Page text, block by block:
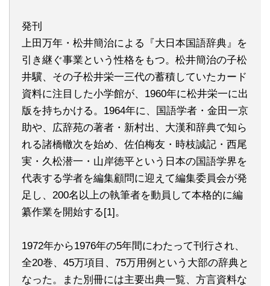
発刊
上田万年・松井簡治による『大日本国語辞典』を
引き継ぐ事業という性格をもつ。松井簡治の子松
井驥、その子松井栄一三代の蓄積していたカード
資料に注目した小学館が、1960年に松井栄一に出
版を持ちかける。1964年に、国語学者・金田一京
助や、広辞苑の著者・新村出、大漢和辞典で知ら
れる諸橋轍次を始め、佐伯梅友・時枝誠記・西尾
実・久松潜一・山岸徳平という日本の国語学界を
代表する学者を編集顧問に迎えて編集委員会が発
足し、200名以上の執筆者を動員して本格的に編
纂作業を開始する[1]。
1972年から1976年の5年間にわたって刊行され、
全20巻、45万項目、75万用例という大部の辞典と
なった。また別冊には主要出典一覧、方言資料な